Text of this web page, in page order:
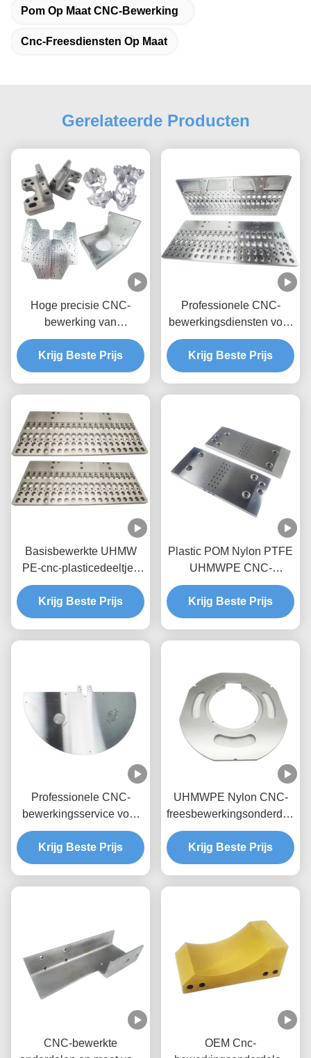
Pom Op Maat CNC-Bewerking
Cnc-Freesdiensten Op Maat
Gerelateerde Producten
Hoge precisie CNC-
bewerking van
aluminiumonderdelen
voor elke OEM Duurzaam
en veelzijdig
Krijg Beste Prijs
Professionele CNC-
bewerkingsdiensten voor
Krijg Beste Prijs
Basisbewerkte UHMW
PE-cnc-plasticedeeltjes
met aangepaste kleur en
hoge tolerantie
Krijg Beste Prijs
Plastic POM Nylon PTFE
UHMWPE CNC-
bewerkingsonderdelen
voor alle OEM-behoeften
Krijg Beste Prijs
Professionele CNC-
bewerkingsservice voor
hoogprecisie Nylon POM
Peek UHMWPE-
onderdelen
Krijg Beste Prijs
UHMWPE Nylon CNC-
freesbewerkingsonderdelen
met aangepaste
kleurkeuze
Krijg Beste Prijs
CNC-bewerkte
OEM Cnc-